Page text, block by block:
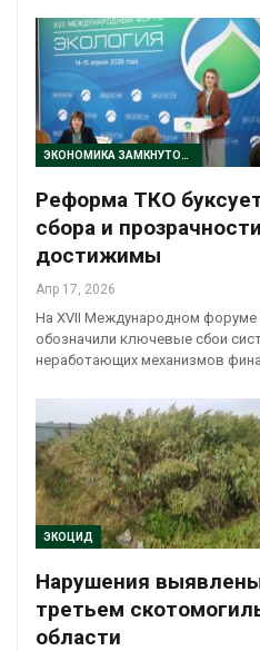
ЭКОНОМИКА ЗАМКНУТОГО ЦИКЛА
Реформа ТКО
сбора и
достижимы
Апр 17, 2026
На XVII Международном форуме
обозначили ключевые сбои
неработающих механизмов
ЭКОЦИД
Нарушения
третьем
области